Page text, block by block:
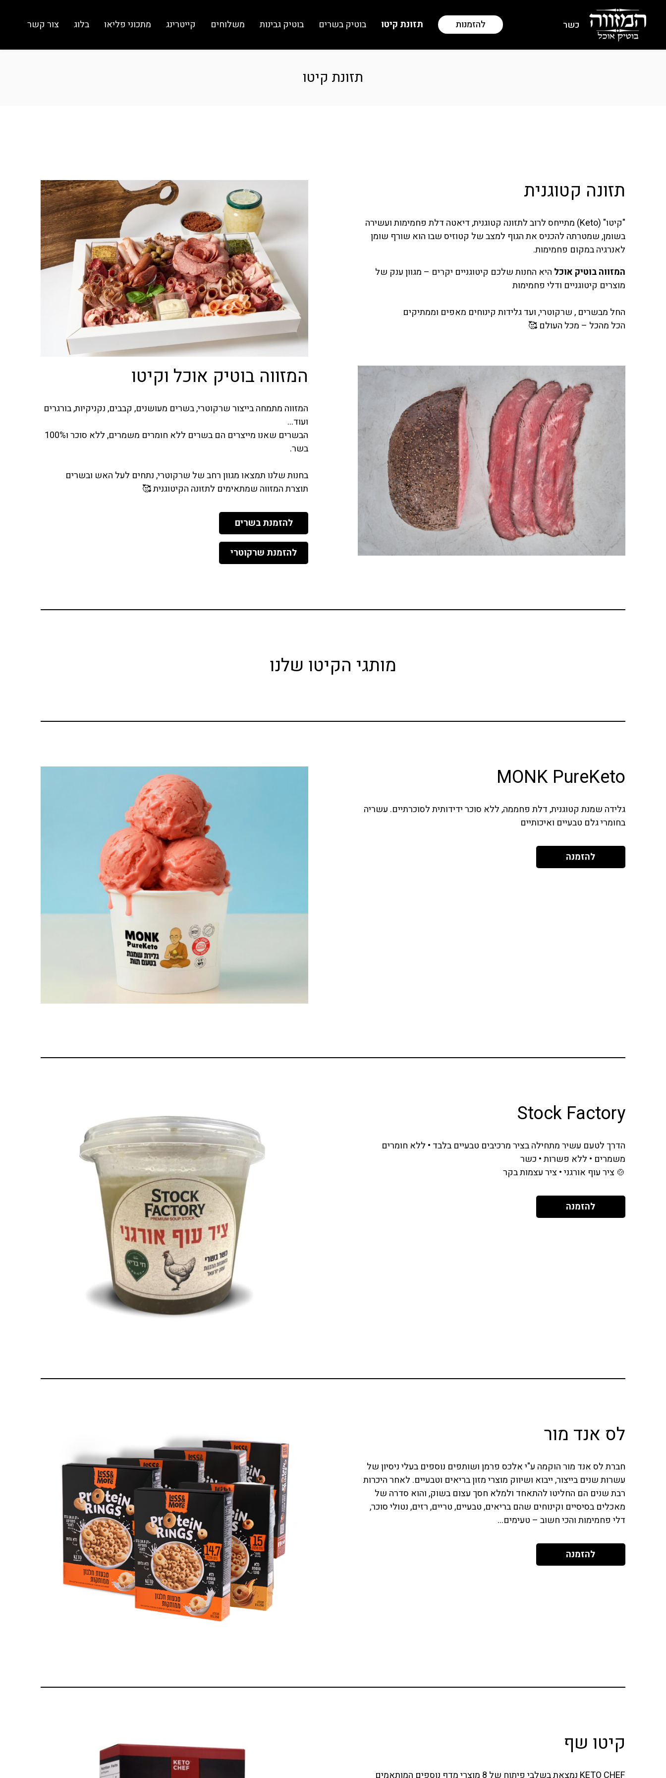
כשר להזמנות תזונת קיטו בוטיק בשרים בוטיק גבינות משלוחים קייטרינג מתכוני פליאו בלוג צור קשר
תזונת קיטו
תזונה קטוגנית
"קיטו" (Keto) מתייחס לרוב לתזונה קטוגנית, דיאטה דלת פחמימות ועשירה
בשומן, שמטרתה להכניס את הגוף למצב של קטוזיס שבו הוא שורף שומן
לאנרגיה במקום פחמימות.
המזווה בוטיק אוכל היא החנות שלכם קיטוגניים יקרים – מגוון ענק של
מוצרים קיטוגניים ודלי פחמימות
החל מבשרים , שרקוטרי, ועד גלידות קינוחים מאפים וממתיקים
הכל מהכל – מכל העולם 🥰
המזווה בוטיק אוכל וקיטו
המזווה מתמחה בייצור שרקוטרי, בשרים מעושנים, קבבים, נקניקיות, בורגרים
ועוד…
הבשרים שאנו מייצרים הם בשרים ללא חומרים משמרים, ללא סוכר ו100%
בשר.
בחנות שלנו תמצאו מגוון רחב של שרקוטרי, נתחים לעל האש ובשרים
תוצרת המזווה שמתאימים לתזונה הקיטוגנית 🥰
להזמנת בשרים
להזמנת שרקוטרי
מותגי הקיטו שלנו
MONK PureKeto
גלידה שמנת קטוגנית, דלת פחממה, ללא סוכר ידידותית לסוכרתיים. עשריה
בחומרי גלם טבעיים ואיכותיים
להזמנה
Stock Factory
הדרך לטעם עשיר מתחילה בציר מרכיבים טבעיים בלבד • ללא חומרים
משמרים • ללא פשרות • כשר
🍲 ציר עוף אורגני • ציר עצמות בקר
להזמנה
לס אנד מור
חברת לס אנד מור הוקמה ע"י אלכס פרמן ושותפים נוספים בעלי ניסיון של
עשרות שנים בייצור, ייבוא ושיווק מוצרי מזון בריאים וטבעיים. לאחר היכרות
רבת שנים הם החליטו להתאחד ולמלא חסך עצום בשוק, והוא סדרה של
מאכלים בסיסיים וקינוחים שהם בריאים, טבעיים, טריים, רזים, נטולי סוכר,
דלי פחמימות והכי חשוב – טעימים…
להזמנה
קיטו שף